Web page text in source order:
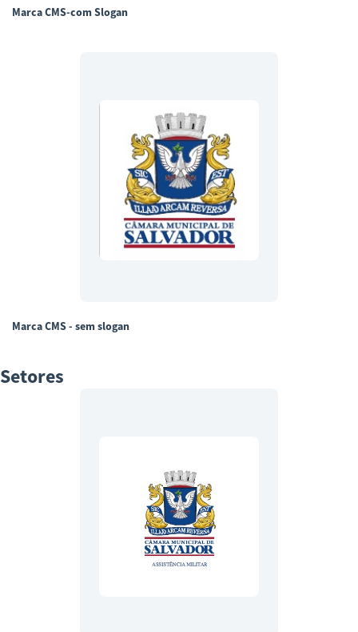
Marca CMS-com Slogan
Marca CMS - sem slogan
Setores